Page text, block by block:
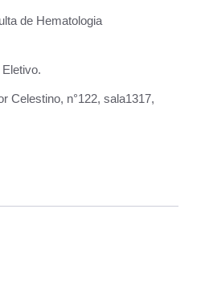
de Hematologia
Eletivo.
Celestino, n°122, sala1317,